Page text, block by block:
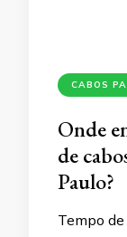
CABOS
Onde
de
Paulo?
Tempo